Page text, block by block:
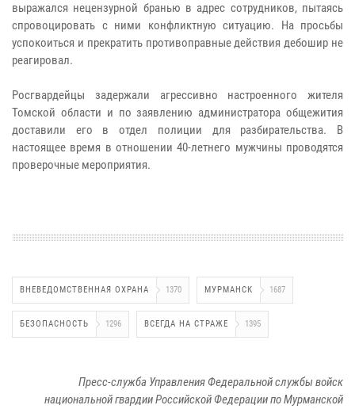
выражался нецензурной бранью в адрес сотрудников, пытаясь
спровоцировать с ними конфликтную ситуацию. На просьбы
успокоиться и прекратить противоправные действия дебошир не
реагировал.
Росгвардейцы задержали агрессивно настроенного жителя
Томской области и по заявлению администратора общежития
доставили его в отдел полиции для разбирательства. В
настоящее время в отношении 40-летнего мужчины проводятся
проверочные мероприятия.
ВНЕВЕДОМСТВЕННАЯ ОХРАНА 1370 МУРМАНСК 1687
БЕЗОПАСНОСТЬ 1296 ВСЕГДА НА СТРАЖЕ 1395
Пресс-служба Управления Федеральной службы войск
национальной гвардии Российской Федерации по Мурманской